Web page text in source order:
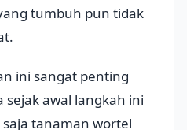
tumbuh pun tidak
ini sangat penting
sejak awal langkah ini
tanaman wortel